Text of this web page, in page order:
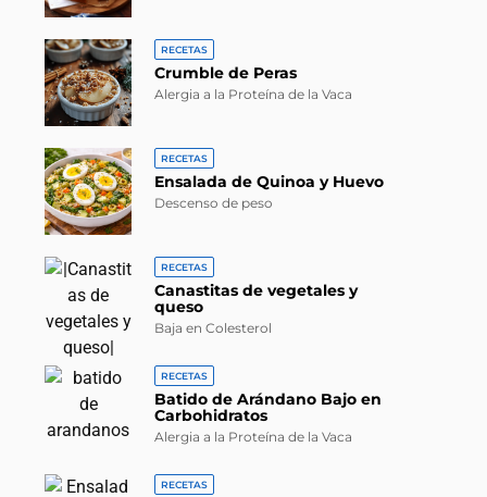
RECETAS
Crumble de Peras
Alergia a la Proteína de la Vaca
RECETAS
Ensalada de Quinoa y Huevo
Descenso de peso
RECETAS
Canastitas de vegetales y
queso
Baja en Colesterol
RECETAS
Batido de Arándano Bajo en
Carbohidratos
Alergia a la Proteína de la Vaca
RECETAS